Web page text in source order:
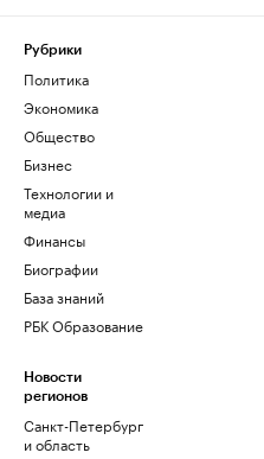
Рубрики
Политика
Экономика
Общество
Бизнес
Технологии и
медиа
Финансы
Биографии
База знаний
РБК Образование
Новости
регионов
Санкт-Петербург
и область